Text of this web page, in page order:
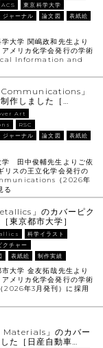
ACS
東京科学大学
ジャーナル 論文図
表紙絵
大学 関嶋政和先生より
メリカ化学会発行の学術
Information and
」
作しました［…
Art
RSC
ジャーナル 論文図
表紙絵
学 田中俊輔先生よりご依
リスの王立化学会発行の
（2026年
る
」のカバーピク
東京都市大学］
科学イラスト
クチャー
表紙絵 制作実績
大学 金友拓哉先生より
メリカ化学会発行の学術
年3月発刊）に採用
」のカバー
た［日産自動車…